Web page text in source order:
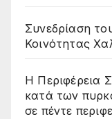
Συνεδρίαση
Κοινότητας
Η Περιφέρεια
κατά των
σε πέντε